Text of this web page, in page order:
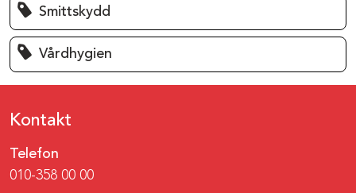
Smittskydd
Vårdhygien
Kontakt
Telefon
010-358 00 00